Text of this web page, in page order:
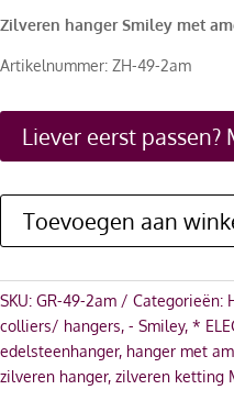
Zilveren hanger Smiley met
Artikelnummer: ZH-49-2am
Liever eerst passen?
Toevoegen aan
SKU: GR-49-2am Categorieën:
colliers/ hangers, - Smiley, *
edelsteenhanger, hanger met
zilveren hanger, zilveren ketting